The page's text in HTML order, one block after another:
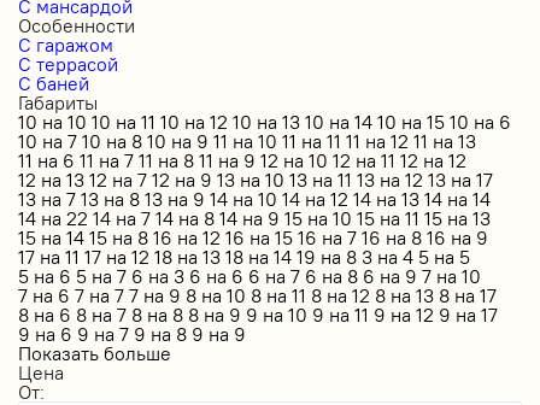
С мансардой
Особенности
С гаражом
С террасой
С баней
Габариты
10 на 10 10 на 11 10 на 12 10 на 13 10 на 14 10 на 15 10 на 6
10 на 7 10 на 8 10 на 9 11 на 10 11 на 11 11 на 12 11 на 13
11 на 6 11 на 7 11 на 8 11 на 9 12 на 10 12 на 11 12 на 12
12 на 13 12 на 7 12 на 9 13 на 10 13 на 11 13 на 12 13 на 17
13 на 7 13 на 8 13 на 9 14 на 10 14 на 12 14 на 13 14 на 14
14 на 22 14 на 7 14 на 8 14 на 9 15 на 10 15 на 11 15 на 13
15 на 14 15 на 8 16 на 12 16 на 15 16 на 7 16 на 8 16 на 9
17 на 11 17 на 12 18 на 13 18 на 14 19 на 8 3 на 4 5 на 5
5 на 6 5 на 7 6 на 3 6 на 6 6 на 7 6 на 8 6 на 9 7 на 10
7 на 6 7 на 7 7 на 9 8 на 10 8 на 11 8 на 12 8 на 13 8 на 17
8 на 6 8 на 7 8 на 8 8 на 9 9 на 10 9 на 11 9 на 12 9 на 17
9 на 6 9 на 7 9 на 8 9 на 9
Показать больше
Цена
От: